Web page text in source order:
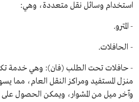
استخدام وسائل نقل متعددة، وهي:
- المترو.
- الحافلات.
- حافلات تحت الطلب (فان): وهي خدمة
منزل المستفيد ومراكز النقل العام، مما
وآخر ميل من المشوار، ويمكن الحصول على